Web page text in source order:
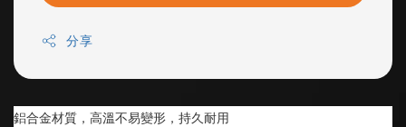
分享
鋁合金材質，高溫不易變形，持久耐用